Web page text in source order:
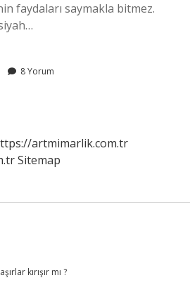
faydaları saymakla bitmez.
8 Yorum
artmimarlik.com.tr
Sitemap
kırışır mı ?